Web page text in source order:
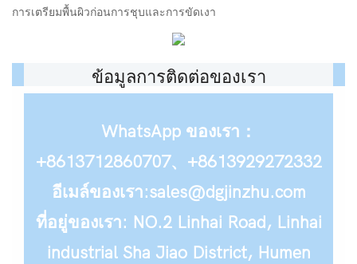
การเตรียมพื้นผิวก่อนการชุบและการขัดเงา
ข้อมูลการติดต่อของเรา
WhatsApp ของเรา：
+8613712860707、+8613929272332
อีเมล์ของเรา:sales@dgjinzhu.com
ที่อยู่ของเรา: NO.2 Linhai Road, Linhai
industrial Sha Jiao District, Humen